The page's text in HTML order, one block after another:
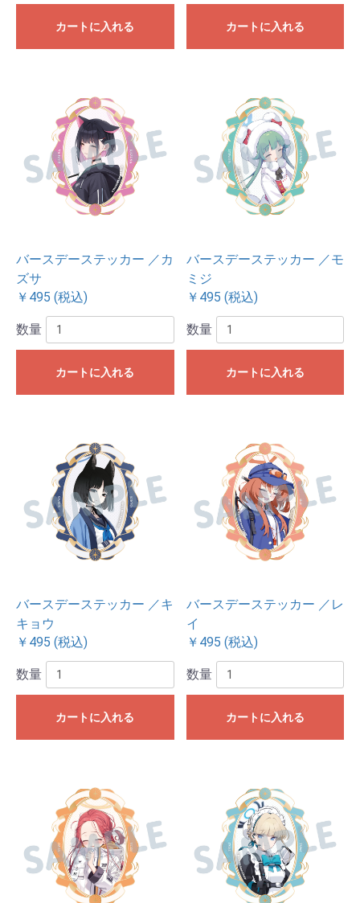
カートに入れる カートに入れる
バースデーステッカー ／カ
ズサ
￥495 (税込)
数量
カートに入れる
バースデーステッカー ／モ
ミジ
￥495 (税込)
数量
カートに入れる
バースデーステッカー ／キ
キョウ
￥495 (税込)
数量
カートに入れる
バースデーステッカー ／レ
イ
￥495 (税込)
数量
カートに入れる